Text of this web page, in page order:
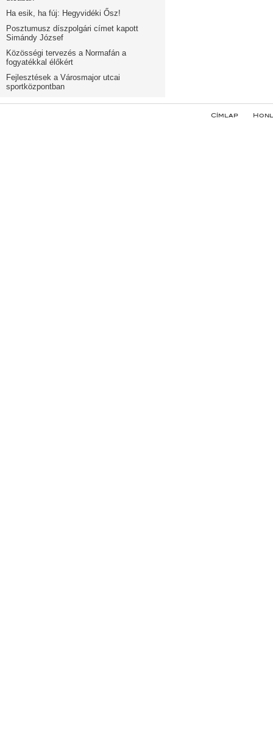
Ha esik, ha fúj: Hegyvidéki Ősz!
Posztumusz díszpolgári címet kapott
Simándy József
Közösségi tervezés a Normafán a
fogyatékkal élőkért
Fejlesztések a Városmajor utcai
sportközpontban
Címlap